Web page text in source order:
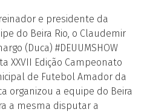
e presidente da
do Beira Rio, o Claudemir
(Duca) #DEUUMSHOW
XXVII Edição Campeonato
de Futebol Amador da
organizou a equipe do Beira
a mesma disputar a